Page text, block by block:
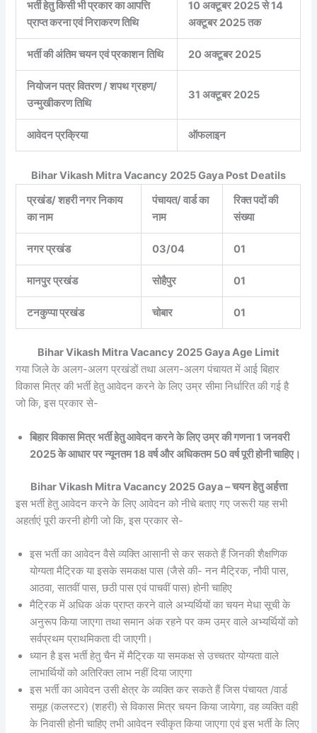
भर्ती हेतु किसी भी प्रकार का आपत्ति
प्राप्त करना एवं निराकरण तिथि
10 अक्टूबर 2025 से 14
अक्टूबर 2025 तक
भर्ती की अंतिम चयन एवं प्रकाशन तिथि 20 अक्टूबर 2025
नियोजन पत्र वितरण / शपथ ग्रहण/
उन्मुखीकरण तिथि
31 अक्टूबर 2025
आवेदन प्रक्रिया ऑफलाइन
Bihar Vikash Mitra Vacancy 2025 Gaya Post Deatils
प्रखंड/ शहरी नगर निकाय
का नाम
पंचायत/ वार्ड का
नाम
रिक्त पदों की
संख्या
नगर प्रखंड 03/04 01
मानपुर प्रखंड सोहैपुर 01
टनकुप्पा प्रखंड चोबार 01
Bihar Vikash Mitra Vacancy 2025 Gaya Age Limit
गया जिले के अलग-अलग प्रखंडों तथा अलग-अलग पंचायत में आई बिहार
विकास मित्र की भर्ती हेतु आवेदन करने के लिए उम्र सीमा निर्धारित की गई है
जो कि, इस प्रकार से-
बिहार विकास मित्र भर्ती हेतु आवेदन करने के लिए उम्र की गणना 1 जनवरी
2025 के आधार पर न्यूनतम 18 वर्ष और अधिकतम 50 वर्ष पूरी होनी चाहिए।
Bihar Vikash Mitra Vacancy 2025 Gaya – चयन हेतु अर्हत्ता
इस भर्ती हेतु आवेदन करने के लिए आवेदन को नीचे बताए गए जरूरी यह सभी
अहर्ताएं पूरी करनी होगी जो कि, इस प्रकार से-
इस भर्ती का आवेदन वैसे व्यक्ति आसानी से कर सकते हैं जिनकी शैक्षणिक
योग्यता मैट्रिक या इसके समकक्ष पास (जैसे की- नन मैट्रिक, नौवी पास,
आठवा, सातवीं पास, छठी पास एवं पाचवीं पास) होनी चाहिए
मैट्रिक में अधिक अंक प्राप्त करने वाले अभ्यर्थियों का चयन मेधा सूची के
अनुरूप किया जाएगा तथा समान अंक रहने पर कम उम्र वाले अभ्यर्थियों को
सर्वप्रथम प्राथमिकता दी जाएगी।
ध्यान है इस भर्ती हेतु चैन में मैट्रिक या समकक्ष से उच्चतर योग्यता वाले
लाभार्थियों को अतिरिक्त लाभ नहीं दिया जाएगा
इस भर्ती का आवेदन उसी क्षेत्र के व्यक्ति कर सकते हैं जिस पंचायत /वार्ड
समूह (कलस्टर) (शहरी) से विकास मित्र चयन किया जायेगा, वह व्यक्ति वही
के निवासी होनी चाहिए तभी आवेदन स्वीकृत किया जाएगा एवं इस भर्ती के लिए